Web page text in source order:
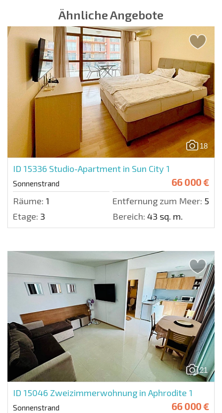
Ähnliche Angebote
18
ID 15336 Studio-Apartment in Sun City 1
Sonnenstrand 66 000 €
Räume: 1 Entfernung zum Meer: 500
Etage: 3 Bereich: 43 sq. m.
21
ID 15046 Zweizimmerwohnung in Aphrodite 1
Sonnenstrand 66 000 €